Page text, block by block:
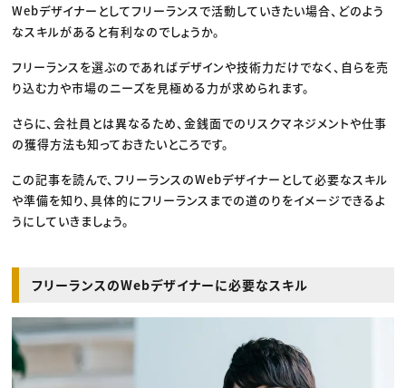
クリエイターインタビュー
C＆R Magazine
ニュース・トレンド トップ
Web
ゲーム・エンタメ
広告
出版
プロフェッショナル×つながる×メディア
Webデザイナーとしてフリーランスで活動していきたい場合、どのよう
なスキルがあると有利なのでしょうか。
フリーランスを選ぶのであればデザインや技術力だけでなく、自らを売
り込む力や市場のニーズを見極める力が求められます。
さらに、会社員とは異なるため、金銭面でのリスクマネジメントや仕事
の獲得方法も知っておきたいところです。
この記事を読んで、フリーランスのWebデザイナーとして必要なスキル
や準備を知り、具体的にフリーランスまでの道のりをイメージできるよ
うにしていきましょう。
フリーランスのWebデザイナーに必要なスキル